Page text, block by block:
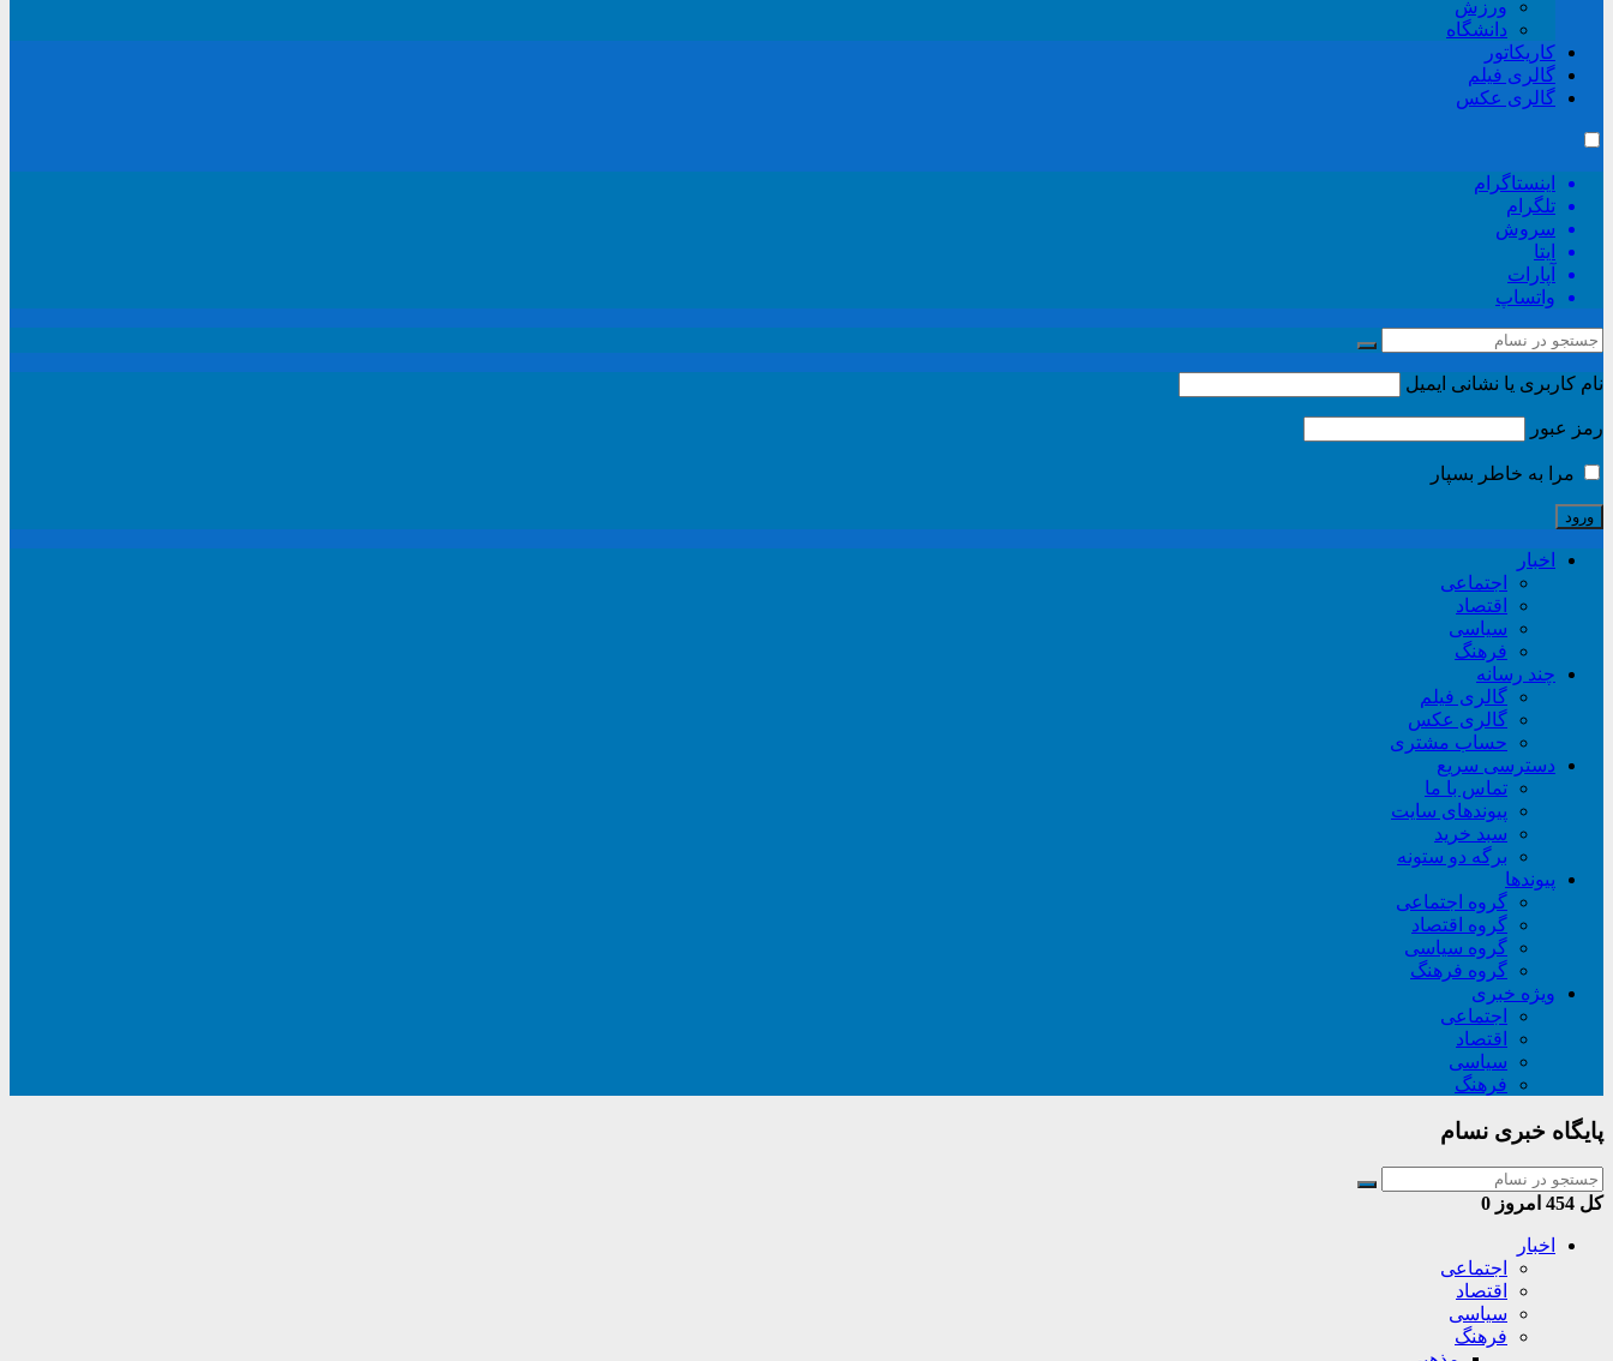
ورزش
دانشگاه
کاریکاتور
گالری فیلم
گالری عکس
اینستاگرام
تلگرام
سروش
ایتا
آپارات
واتساپ
نام کاربری یا نشانی ایمیل
رمز عبور
مرا به خاطر بسپار
اخبار
اجتماعی
اقتصاد
سیاسی
فرهنگ
چند رسانه
گالری فیلم
گالری عکس
حساب مشتری
دسترسی سریع
تماس با ما
پیوندهای سایت
سبد خريد
برگه دو ستونه
پیوندها
گروه اجتماعی
گروه اقتصاد
گروه سیاسی
گروه فرهنگ
ویژه خبری
اجتماعی
اقتصاد
سیاسی
فرهنگ
پایگاه خبری نسام
کل امروز 0
اخبار
اجتماعی
اقتصاد
سیاسی
فرهنگ